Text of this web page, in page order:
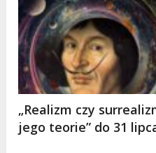
„Realizm czy
jego teorie” do 31